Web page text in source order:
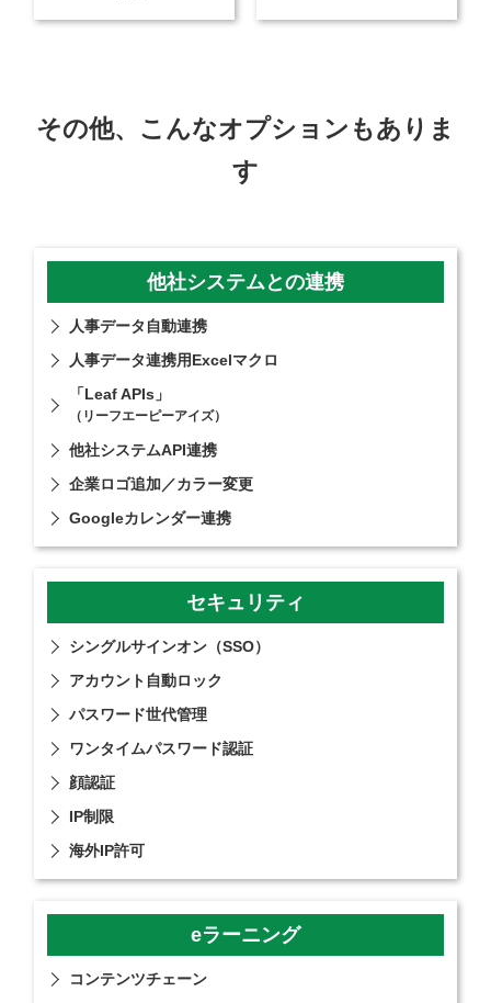
その他、こんなオプションもありま
す
他社システムとの連携
人事データ自動連携
人事データ連携用Excelマクロ
「Leaf APIs」
（リーフエーピーアイズ）
他社システムAPI連携
企業ロゴ追加／カラー変更
Googleカレンダー連携
セキュリティ
シングルサインオン（SSO）
アカウント自動ロック
パスワード世代管理
ワンタイムパスワード認証
顔認証
IP制限
海外IP許可
eラーニング
コンテンツチェーン